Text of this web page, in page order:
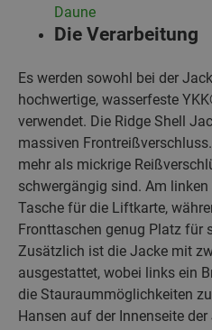
Daune
Die Verarbeitung
Es werden sowohl bei der
hochwertige, wasserfeste
verwendet. Die Ridge Shell
massiven
mehr als mickrige
schwergängig sind. Am
Tasche für die Liftkarte,
Fronttaschen genug Platz für
Zusätzlich ist die Jacke mit
ausgestattet, wobei links ein
die Stauraummöglichkeiten
Hansen auf der Innenseite